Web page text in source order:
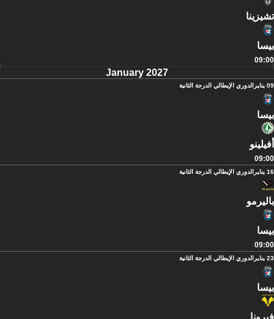
تشيزينا
بيسا
09:00
January 2027
09 يناير الدوري الإيطالي الدرجة الثانية
بيسا
أفيلينو
09:00
16 يناير الدوري الإيطالي الدرجة الثانية
باليرمو
بيسا
09:00
23 يناير الدوري الإيطالي الدرجة الثانية
بيسا